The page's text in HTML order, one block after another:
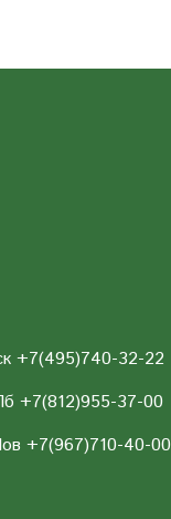
+7(495)740-32-22
+7(812)955-37-00
+7(967)710-40-00